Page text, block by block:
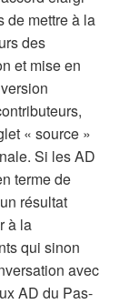
de mettre à la
des
et mise en
« source »
Si les AD
terme de
résultat
à la
qui sinon
avec
AD du Pas-